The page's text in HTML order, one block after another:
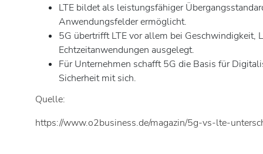
LTE bildet als leistungsfähiger
Anwendungsfelder ermöglicht.
5G übertrifft LTE vor allem bei Geschwindigkeit,
Echtzeitanwendungen ausgelegt.
Für Unternehmen schafft 5G die Basis für
Sicherheit mit sich.
Quelle:
https://www.o2business.de/magazin/5g-vs-lte-